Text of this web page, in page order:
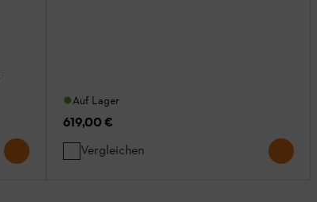
Auf Lager
619,00 €
Vergleichen